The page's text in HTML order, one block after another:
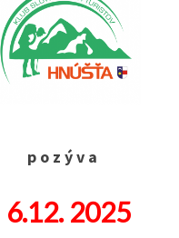
p o z ý v a
6.12. 2025